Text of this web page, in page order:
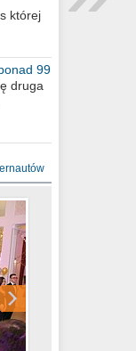
której
99
druga